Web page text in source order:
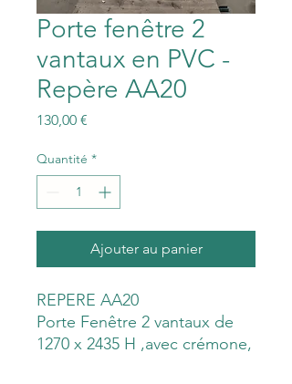
Porte fenêtre 2
vantaux en PVC -
Repère AA20
130,00 €
Quantité *
Ajouter au panier
REPERE AA20
Porte Fenêtre 2 vantaux de
1270 x 2435 H ,avec crémone,